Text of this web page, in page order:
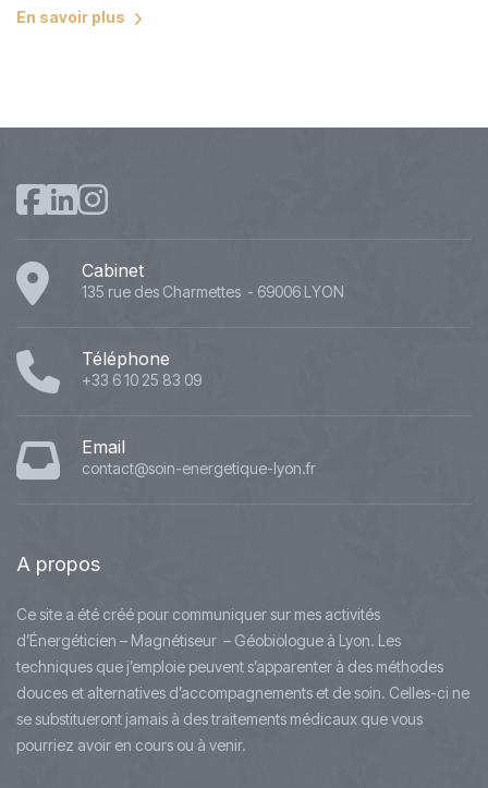
En savoir plus
Cabinet
135 rue des Charmettes - 69006 LYON
Téléphone
+33 6 10 25 83 09
Email
contact@soin-energetique-lyon.fr
A propos
Ce site a été créé pour communiquer sur mes activités
d’Énergéticien – Magnétiseur – Géobiologue à Lyon. Les
techniques que j’emploie peuvent s’apparenter à des méthodes
douces et alternatives d’accompagnements et de soin. Celles-ci ne
se substitueront jamais à des traitements médicaux que vous
pourriez avoir en cours ou à venir.